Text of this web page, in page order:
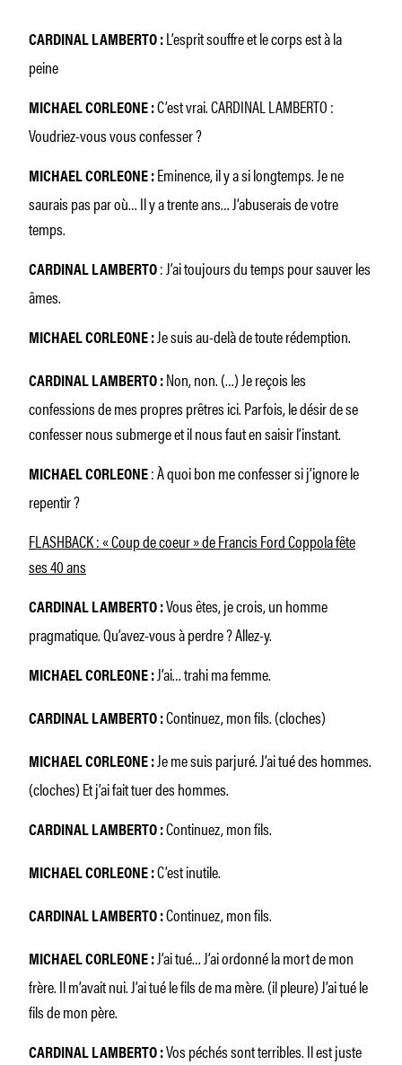
CARDINAL LAMBERTO : L’esprit souffre et le corps est à la
peine
MICHAEL CORLEONE :C’est vrai. CARDINAL LAMBERTO :
Voudriez-vous vous confesser ?
MICHAEL CORLEONE : Eminence, il y a si longtemps. Je ne
saurais pas par où… Il y a trente ans… J’abuserais de votre
temps.
CARDINAL LAMBERTO : J’ai toujours du temps pour sauver les
âmes.
MICHAEL CORLEONE : Je suis au-delà de toute rédemption.
CARDINAL LAMBERTO : Non, non. (…) Je reçois les
confessions de mes propres prêtres ici. Parfois, le désir de se
confesser nous submerge et il nous faut en saisir l’instant.
MICHAEL CORLEONE : À quoi bon me confesser si j’ignore le
repentir ?
FLASHBACK : « Coup de coeur » de Francis Ford Coppola fête
ses 40 ans
CARDINAL LAMBERTO :Vous êtes, je crois, un homme
pragmatique. Qu’avez-vous à perdre ? Allez-y.
MICHAEL CORLEONE : J’ai… trahi ma femme.
CARDINAL LAMBERTO :Continuez, mon fils. (cloches)
MICHAEL CORLEONE : Je me suis parjuré. J’ai tué des hommes.
(cloches) Et j’ai fait tuer des hommes.
CARDINAL LAMBERTO :Continuez, mon fils.
MICHAEL CORLEONE :C’est inutile.
CARDINAL LAMBERTO :Continuez, mon fils.
MICHAEL CORLEONE : J’ai tué… J’ai ordonné la mort de mon
frère. Il m’avait nui. J’ai tué le fils de ma mère. (il pleure) J’ai tué le
fils de mon père.
CARDINAL LAMBERTO :Vos péchés sont terribles. Il est juste